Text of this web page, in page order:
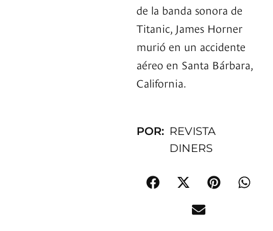
de la banda sonora de
Titanic, James Horner
murió en un accidente
aéreo en Santa Bárbara,
California.
POR: REVISTA
DINERS